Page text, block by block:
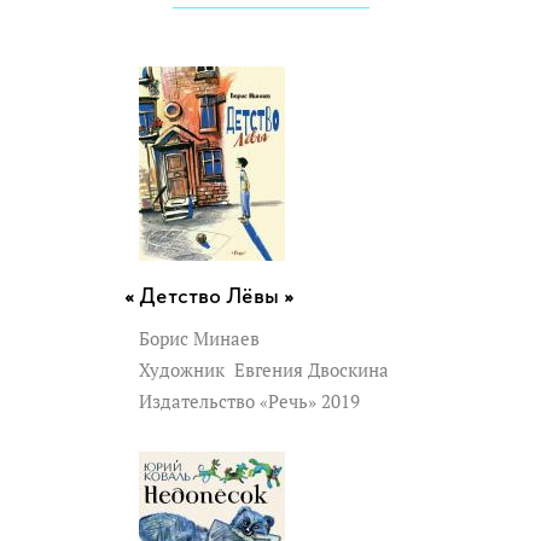
Детство Лёвы »
Борис Минаев
Художник Евгения Двоскина
Издательство «Речь» 2019